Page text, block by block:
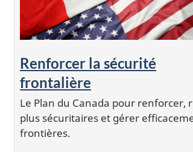
Renforcer la sécurité
frontalière
Le Plan du Canada pour renforcer,
plus sécuritaires et gérer
frontières.